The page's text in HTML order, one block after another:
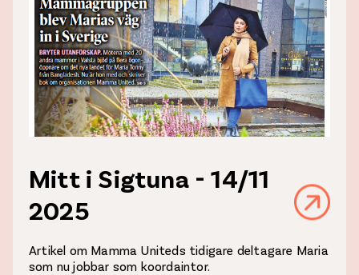
Mitt i Sigtuna - 14/11
2025
Artikel om Mamma Uniteds tidigare deltagare Maria
som nu jobbar som koordaintor.